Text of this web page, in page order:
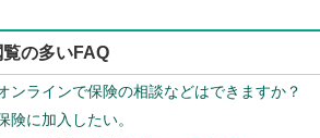
覧の多いFAQ
ンラインで保険の相談などはできますか？
険に加入したい。